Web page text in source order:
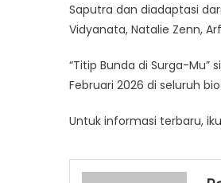
Saputra dan diadaptasi
Vidyanata, Natalie Zenn,
“Titip Bunda di Surga-
Februari 2026 di seluruh
Untuk informasi terbaru,